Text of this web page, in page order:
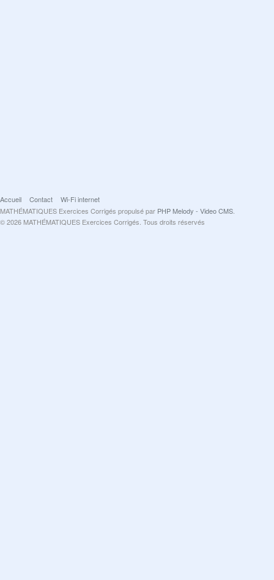
Accueil Contact
Wi-Fi internet
MATHÉMATIQUES Exercices Corrigés propulsé par PHP Melody - Video CMS
© 2026 MATHÉMATIQUES Exercices Corrigés. Tous droits réservés